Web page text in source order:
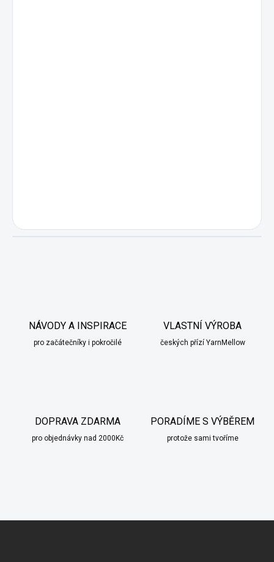
NÁVODY A INSPIRACE
pro začátečníky i pokročilé
VLASTNÍ VÝROBA
českých přízí YarnMellow
DOPRAVA ZDARMA
pro objednávky nad 2000Kč
PORADÍME S VÝBĚREM
protože sami tvoříme